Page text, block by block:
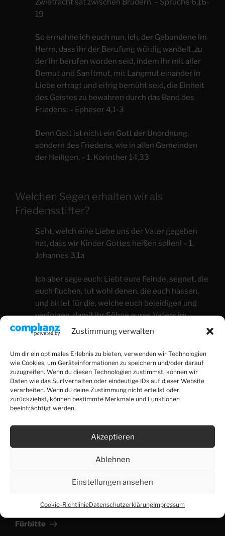
Zustimmung verwalten
Um dir ein optimales Erlebnis zu bieten, verwenden wir Technologien
wie Cookies, um Geräteinformationen zu speichern und/oder darauf
zuzugreifen. Wenn du diesen Technologien zustimmst, können wir
Daten wie das Surfverhalten oder eindeutige IDs auf dieser Website
verarbeiten. Wenn du deine Zustimmung nicht erteilst oder
zurückziehst, können bestimmte Merkmale und Funktionen
beeinträchtigt werden.
Akzeptieren
Ablehnen
Einstellungen ansehen
Cookie-RichtlinieDatenschutzerklärungImpressum
Zwietracht sät zwischen Brüdern. – Sprüche 6,16-
19
​So ermahne ich euch nun, ich, der Gebundene im
Herrn, dass ihr der Berufung würdig wandelt, zu
der ihr berufen worden seid, indem ihr mit aller
Demut und Sanftmut, mit Langmut einander in
Liebe ertragt und eifrig bemüht seid, die Einheit
des Geistes zu bewahren durch das Band des
Friedens: – Epheser 4,1-3
Denn Gott ist nicht ein Gott der Unordnung,
sondern des Friedens, wie in allen Gemeinden
der Heiligen. – 1. Korinther 14,33
Welchen Segen erhalten wir als
Friedensstifter?
Seht, welch eine Liebe uns der Vater gegeben
hat, dass wir Kinder Gottes heißen sollen! – 1.
Johannes 3,1a
Ich aber sage euch: Liebt eure Feinde, segnet, die
euch fluchen, tut wohl denen, die euch hassen,
und bittet für die, welche euch beleidigen und
verfolgen, damit ihr Söhne eures Vaters im
Himmel seid. – Matthäus 5,44-45a
Denn alle, die durch den Geist Gottes geleitet
werden, die sind Söhne Gottes. – Römer 8,14
Beitragsnavigation
Im Herzen getragen
Nächster
Beitrag
WEITER
Fürbitte